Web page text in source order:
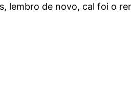
lembro de novo, cal foi o